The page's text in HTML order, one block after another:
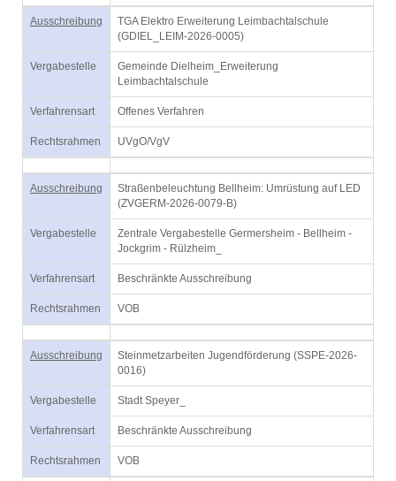
Ausschreibung
TGA Elektro Erweiterung Leimbachtalschule
(GDIEL_LEIM-2026-0005)
Vergabestelle
Gemeinde Dielheim_Erweiterung
Leimbachtalschule
Verfahrensart Offenes Verfahren
Rechtsrahmen UVgO/VgV
Ausschreibung
Straßenbeleuchtung Bellheim: Umrüstung auf LED
(ZVGERM-2026-0079-B)
Vergabestelle
Zentrale Vergabestelle Germersheim - Bellheim -
Jockgrim - Rülzheim_
Verfahrensart Beschränkte Ausschreibung
Rechtsrahmen VOB
Ausschreibung
Steinmetzarbeiten Jugendförderung (SSPE-2026-
0016)
Vergabestelle Stadt Speyer_
Verfahrensart Beschränkte Ausschreibung
Rechtsrahmen VOB